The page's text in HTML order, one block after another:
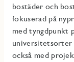
bostäder och
fokuserad på
med tyngdpunkt
universitetsorter
också med